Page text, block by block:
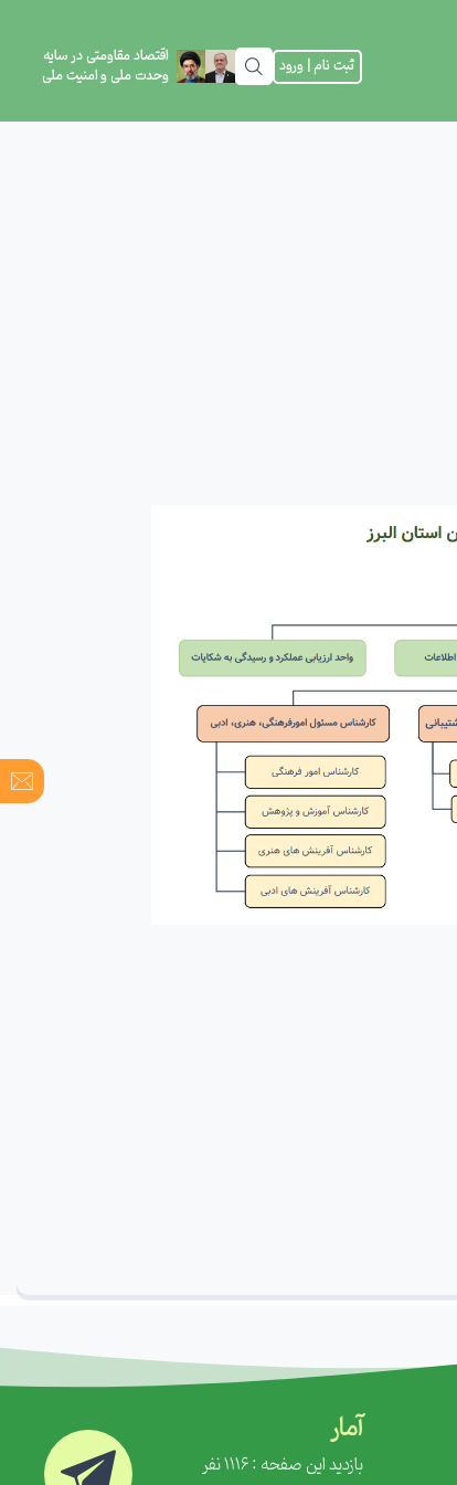
اقتصاد مقاومتی در سایه
وحدت ملی و امنیت ملی
ثبت نام | ورود
آمار
بازدید این صفحه : 1116 نفر